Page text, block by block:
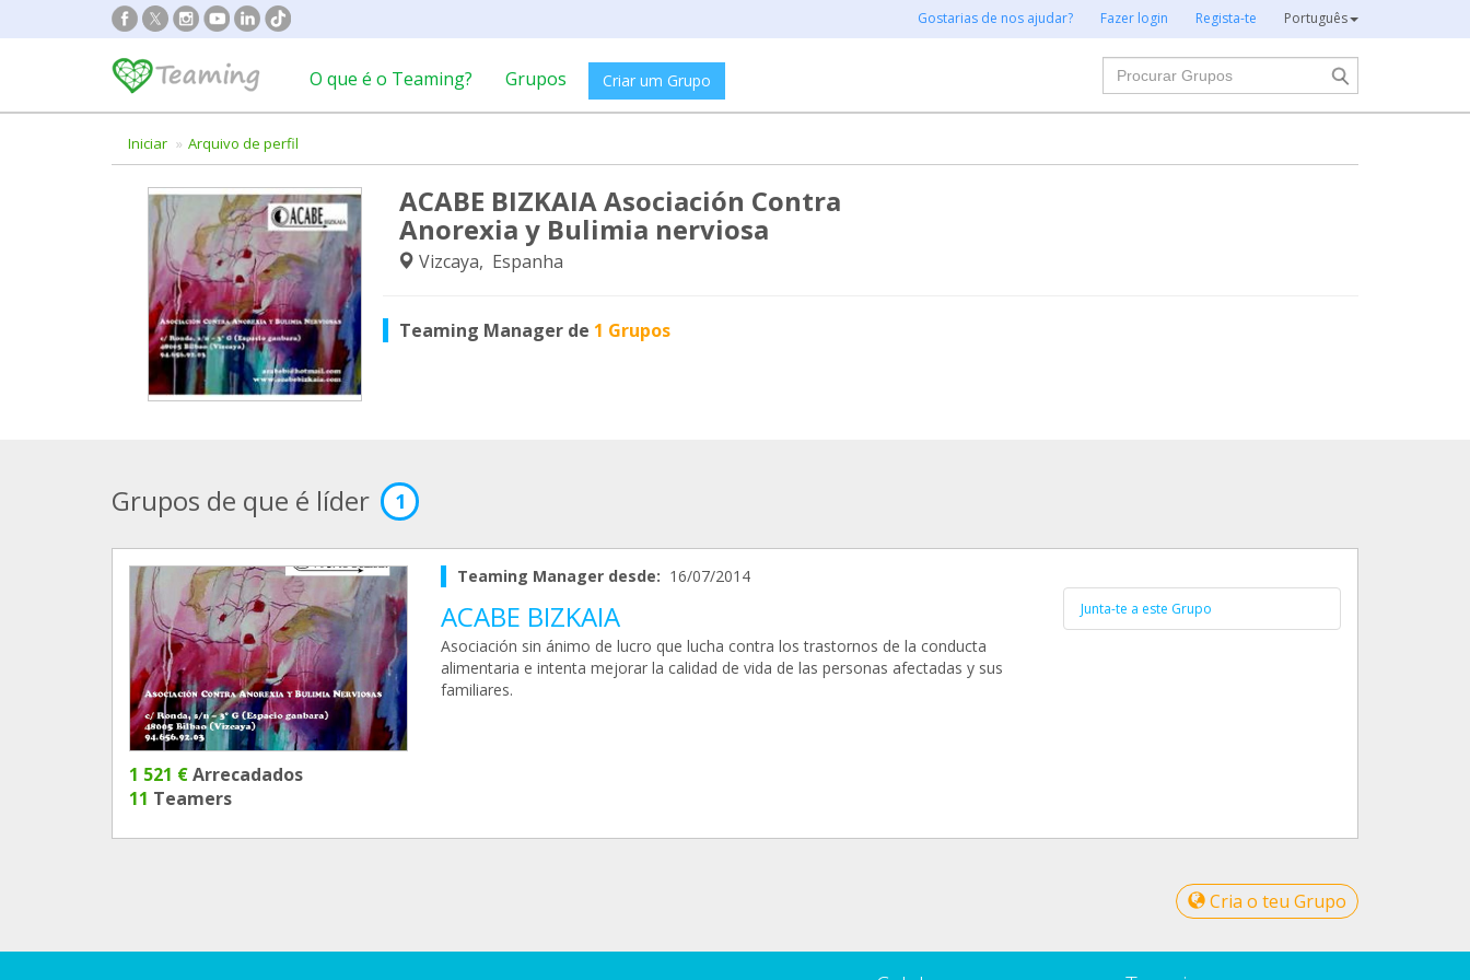
Gostarias de nos ajudar? Fazer login Regista-te Português
O que é o Teaming? Grupos Criar um Grupo
Procurar
Iniciar Arquivo de perfil
ACABE BIZKAIA Asociación Contra
Anorexia y Bulimia nerviosa
Vizcaya, Espanha
Teaming Manager de 1 Grupos
Grupos de que é líder 1
1 521 €Arrecadados
11 Teamers
Teaming Manager desde: 16/07/2014
ACABE BIZKAIA
Asociación sin ánimo de lucro que lucha contra los trastornos de la conducta
alimentaria e intenta mejorar la calidad de vida de las personas afectadas y sus
familiares.
Junta-te a este Grupo
Cria o teu Grupo